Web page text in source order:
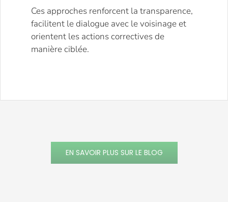
Ces approches renforcent la transparence,
facilitent le dialogue avec le voisinage et
orientent les actions correctives de
manière ciblée.
EN SAVOIR PLUS SUR LE BLOG